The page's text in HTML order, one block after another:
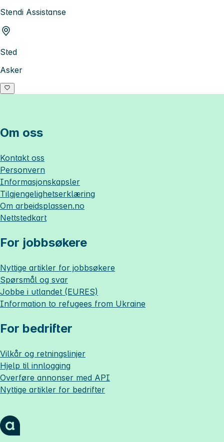
Stendi Assistanse
Sted
Asker
Om oss
Kontakt oss
Personvern
Informasjonskapsler
Tilgjengelighetserklæring
Om arbeidsplassen.no
Nettstedkart
For jobbsøkere
Nyttige artikler for jobbsøkere
Spørsmål og svar
Jobbe i utlandet (EURES)
Information to refugees from Ukraine
For bedrifter
Vilkår og retningslinjer
Hjelp til innlogging
Overføre annonser med API
Nyttige artikler for bedrifter